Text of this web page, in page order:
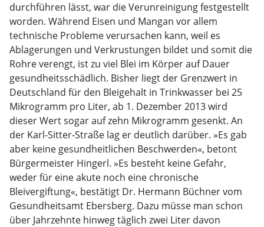
durchführen lässt, war die Verunreinigung festgestellt
worden. Während Eisen und Mangan vor allem
technische Probleme verursachen kann, weil es
Ablagerungen und Verkrustungen bildet und somit die
Rohre verengt, ist zu viel Blei im Körper auf Dauer
gesundheitsschädlich. Bisher liegt der Grenzwert in
Deutschland für den Bleigehalt in Trinkwasser bei 25
Mikrogramm pro Liter, ab 1. Dezember 2013 wird
dieser Wert sogar auf zehn Mikrogramm gesenkt. An
der Karl-Sitter-Straße lag er deutlich darüber. »Es gab
aber keine gesundheitlichen Beschwerden«, betont
Bürgermeister Hingerl. »Es besteht keine Gefahr,
weder für eine akute noch eine chronische
Bleivergiftung«, bestätigt Dr. Hermann Büchner vom
Gesundheitsamt Ebersberg. Dazu müsse man schon
über Jahrzehnte hinweg täglich zwei Liter davon